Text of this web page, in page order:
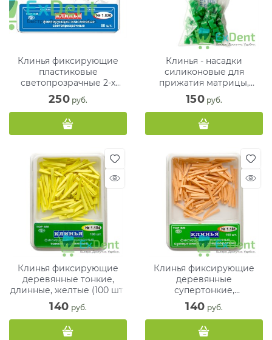
Клинья фиксирующие
пластиковые
светопрозрачные 2-х
типов(тонкие 50 +
средние 30)
250 руб.
Клинья - насадки
силиконовые для
прижатия матрицы,
зеленые (40 шт)
150 руб.
Клинья фиксирующие
деревянные тонкие,
длинные, желтые (100 шт)
140 руб.
Клинья фиксирующие
деревянные
супертонкие,
суперкороткие,
оранжевые (100 шт)
140 руб.